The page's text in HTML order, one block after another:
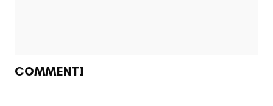
COMMENTI